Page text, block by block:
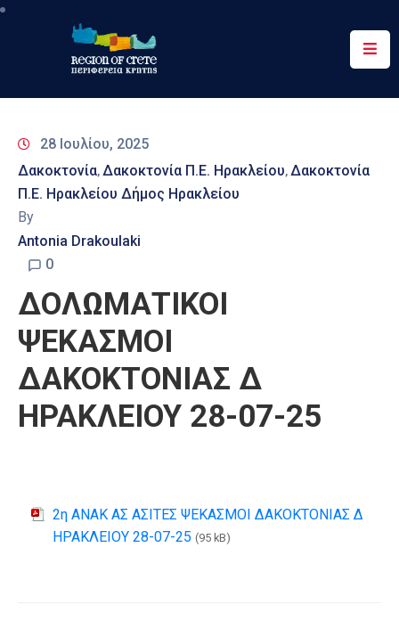
Περιφέρεια
&
Δράσεις
Ψηφιακές
Υπηρεσίες
Επικοινωνία
28 Ιουλίου, 2025
Δακοκτονία‚Δακοκτονία Π.Ε. Ηρακλείου‚Δακοκτονία
Π.Ε. Ηρακλείου Δήμος Ηρακλείου
By
Antonia Drakoulaki
0
ΔΟΛΩΜΑΤΙΚΟΙ
ΨΕΚΑΣΜΟΙ
ΔΑΚΟΚΤΟΝΙΑΣ Δ
ΗΡΑΚΛΕΙΟΥ 28-07-25
2η ΑΝΑΚ ΑΣ ΑΣΙΤΕΣ ΨΕΚΑΣΜΟΙ ΔΑΚΟΚΤΟΝΙΑΣ Δ
ΗΡΑΚΛΕΙΟΥ 28-07-25 (95 kB)